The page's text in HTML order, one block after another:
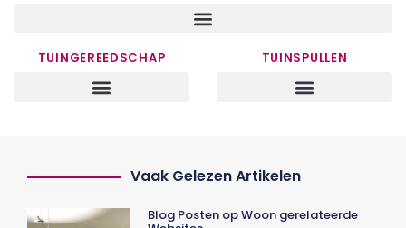
TUINGEREEDSCHAP TUINSPULLEN
Vaak Gelezen Artikelen
Blog Posten op Woon gerelateerde